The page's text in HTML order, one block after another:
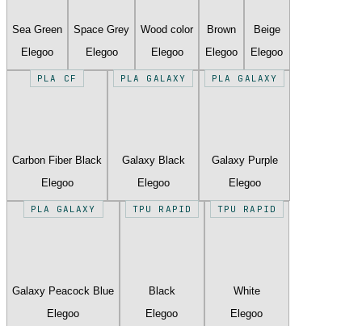
Sea Green
Elegoo
Space Grey
Elegoo
Wood color
Elegoo
Brown
Elegoo
Beige
Elegoo
PLA CF
Carbon Fiber Black
Elegoo
PLA GALAXY
Galaxy Black
Elegoo
PLA GALAXY
Galaxy Purple
Elegoo
PLA GALAXY
Galaxy Peacock Blue
Elegoo
TPU RAPID
Black
Elegoo
TPU RAPID
White
Elegoo